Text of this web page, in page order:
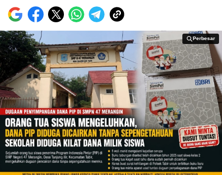
Perbesar
Perbesar